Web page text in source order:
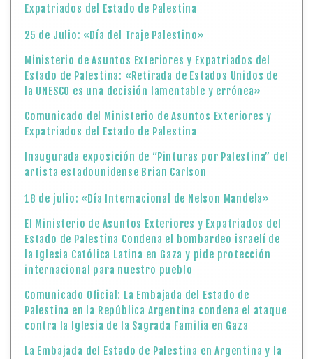
Expatriados del Estado de Palestina
25 de Julio: «Día del Traje Palestino»
Ministerio de Asuntos Exteriores y Expatriados del
Estado de Palestina: «Retirada de Estados Unidos de
la UNESCO es una decisión lamentable y errónea»
Comunicado del Ministerio de Asuntos Exteriores y
Expatriados del Estado de Palestina
Inaugurada exposición de “Pinturas por Palestina” del
artista estadounidense Brian Carlson
18 de julio: «Día Internacional de Nelson Mandela»
El Ministerio de Asuntos Exteriores y Expatriados del
Estado de Palestina Condena el bombardeo israelí de
la Iglesia Católica Latina en Gaza y pide protección
internacional para nuestro pueblo
Comunicado Oficial: La Embajada del Estado de
Palestina en la República Argentina condena el ataque
contra la Iglesia de la Sagrada Familia en Gaza
La Embajada del Estado de Palestina en Argentina y la